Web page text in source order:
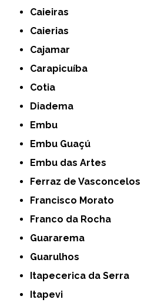
Caieiras
Caierias
Cajamar
Carapicuíba
Cotia
Diadema
Embu
Embu Guaçú
Embu das Artes
Ferraz de Vasconcelos
Francisco Morato
Franco da Rocha
Guararema
Guarulhos
Itapecerica da Serra
Itapevi